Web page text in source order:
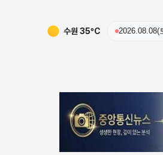
청주 33ºC 2026.08.08(